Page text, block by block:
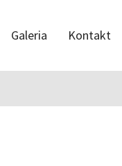
Galeria Kontakt